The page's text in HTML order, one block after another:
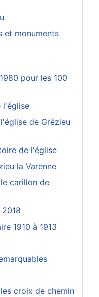
et monuments
pour les 100
l'église
de Grézieu
de l'église
la Varenne
carillon de
1910 à 1913
croix de chemin